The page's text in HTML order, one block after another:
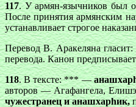
117. У армян-язычников был
После принятия армянским
устанавливает строгое
Перевод В. Аракеляна
перевода. Канон
118. В тексте: *** —
авторов — Агафангела,
чужестранец и анашхарhик,